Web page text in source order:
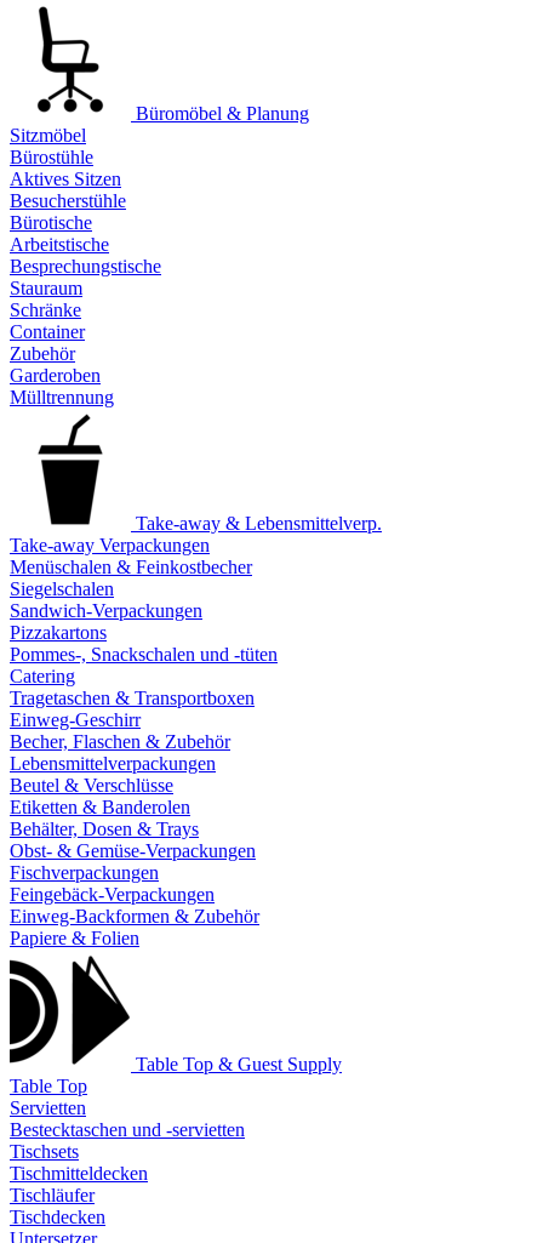
Büromöbel & Planung
Sitzmöbel
Bürostühle
Aktives Sitzen
Besucherstühle
Bürotische
Arbeitstische
Besprechungstische
Stauraum
Schränke
Container
Zubehör
Garderoben
Mülltrennung
Take-away & Lebensmittelverp.
Take-away Verpackungen
Menüschalen & Feinkostbecher
Siegelschalen
Sandwich-Verpackungen
Pizzakartons
Pommes-, Snackschalen und -tüten
Catering
Tragetaschen & Transportboxen
Einweg-Geschirr
Becher, Flaschen & Zubehör
Lebensmittelverpackungen
Beutel & Verschlüsse
Etiketten & Banderolen
Behälter, Dosen & Trays
Obst- & Gemüse-Verpackungen
Fischverpackungen
Feingebäck-Verpackungen
Einweg-Backformen & Zubehör
Papiere & Folien
Table Top & Guest Supply
Table Top
Servietten
Bestecktaschen und -servietten
Tischsets
Tischmitteldecken
Tischläufer
Tischdecken